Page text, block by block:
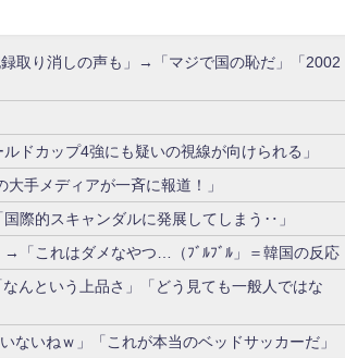
取り消しの声も」→「マジで国の恥だ」「2002
ドカップ4強にも疑いの視線が向けられる」
手メディアが一斉に報道！」
際的スキャンダルに発展してしまう‥」
「これはダメなやつ…（ﾌﾞﾙﾌﾞﾙ」＝韓国の反応
んという上品さ」「どう見ても一般人ではな
ないねｗ」「これが本当のベッドサッカーだ」